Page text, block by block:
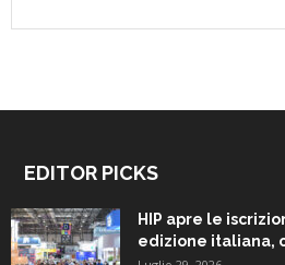
EDITOR PICKS
HIP apre le
edizione italiana,